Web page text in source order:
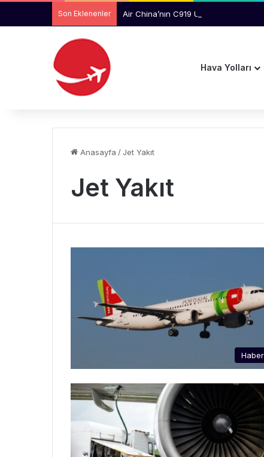
Son Eklenenler Air China’nın C919 Uçağında Kabin
Hava Yolları
Anasayfa / Jet Yakıt
Jet Yakıt